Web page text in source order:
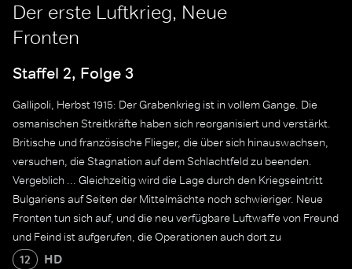
Der erste Luftkrieg, Neue
Fronten
Staffel 2, Folge 3
Gallipoli, Herbst 1915: Der Grabenkrieg ist in vollem Gange. Die
osmanischen Streitkräfte haben sich reorganisiert und verstärkt.
Britische und französische Flieger, die über sich hinauswachsen,
versuchen, die Stagnation auf dem Schlachtfeld zu beenden.
Vergeblich ... Gleichzeitig wird die Lage durch den Kriegseintritt
Bulgariens auf Seiten der Mittelmächte noch schwieriger. Neue
Fronten tun sich auf, und die neu verfügbare Luftwaffe von Freund
und Feind ist aufgerufen, die Operationen auch dort zu
unterstützen. Thessaloniki spielt dabei eine wichtige Rolle.
12 HD